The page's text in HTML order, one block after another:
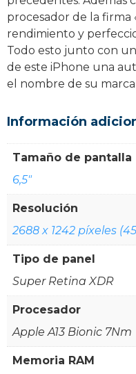
procesador de la firma
rendimiento y
Todo esto junto con
de este iPhone una
el nombre de su
Información
Tamaño de pantalla
6,5"
Resolución
2688 x 1242 píxeles
Tipo de panel
Super Retina XDR
Procesador
Apple A13 Bionic 7Nm
Memoria RAM